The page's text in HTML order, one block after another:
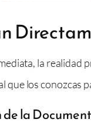
la
que los conozcas
la